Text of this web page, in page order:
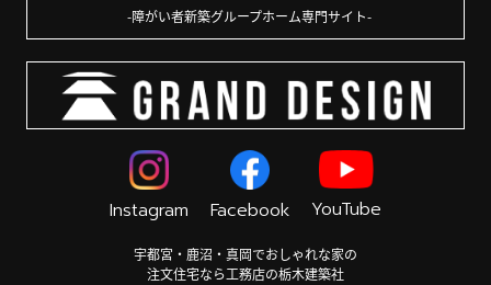
障がい者新築グループホーム専門サイト
Instagram Facebook YouTube
宇都宮・鹿沼・真岡でおしゃれな家の
注文住宅なら工務店の栃木建築社